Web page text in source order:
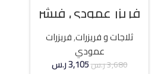
فريزر عمودي فيشر
21 قدم انفرتر – فضي
ثلاجات و فريزرات,فريزرات
عمودي
3,680ر.س3,105ر.س